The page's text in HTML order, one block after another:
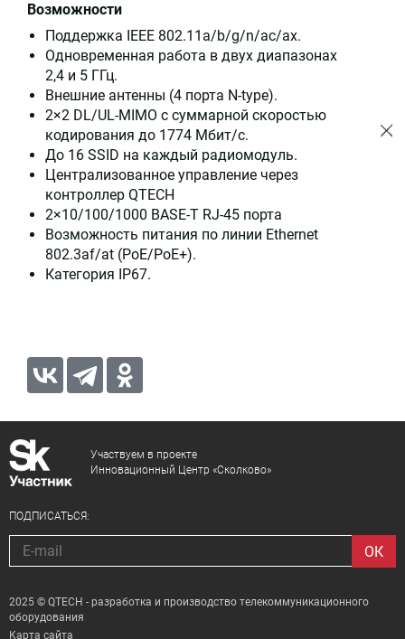
Возможности
Поддержка IEEE 802.11a/b/g/n/ac/ax.
Одновременная работа в двух диапазонах
2,4 и 5 ГГц.
Внешние антенны (4 порта N-type).
2×2 DL/UL-MIMO с суммарной скоростью
кодирования до 1774 Мбит/с.
До 16 SSID на каждый радиомодуль.
Централизованное управление через
контроллер QTECH
2×10/100/1000 BASE-T RJ-45 порта
Возможность питания по линии Ethernet
802.3af/at (PoE/PoE+).
Категория IP67.
Участвуем в проекте
Инновационный Центр «Сколково»
ПОДПИСАТЬСЯ:
2025 © QTECH - разработка и производство телекоммуникационного
оборудования
Карта сайта